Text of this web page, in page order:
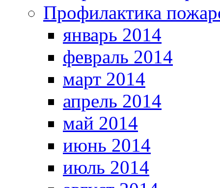
Профилактика
январь 2014
февраль 2014
март 2014
апрель 2014
май 2014
июнь 2014
июль 2014